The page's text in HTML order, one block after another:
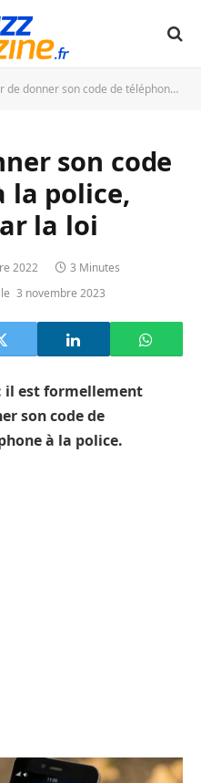
son code de téléphone à la police, c’est interdit par la loi
son code
la police,
la loi
2022
3 Minutes
3 novembre 2023
il est formellement
son code de
à la police.